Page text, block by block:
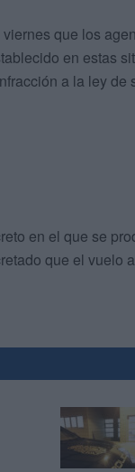
que los
en estas
a la ley de
en el que se
que el vuelo